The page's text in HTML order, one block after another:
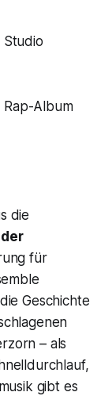
Album
die
für
Geschichte
– als
gibt es